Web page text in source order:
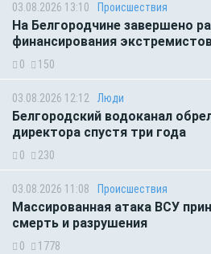
03.08.2026 13:10 Происшествия
На Белгородчине завершено
финансирования
0 150
03.08.2026 12:12 Люди
Белгородский водоканал
директора спустя три года
0 230
03.08.2026 11:08 Происшествия
Массированная атака ВСУ
смерть и разрушения
0 1778